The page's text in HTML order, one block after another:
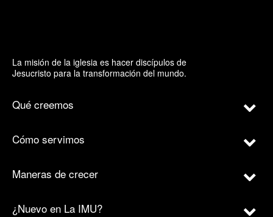
La misión de la iglesia es hacer discípulos de
Jesucristo para la transformación del mundo.
Qué creemos
Cómo servimos
Maneras de crecer
¿Nuevo en La IMU?